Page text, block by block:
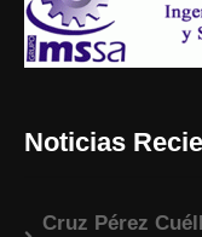
Noticias
Cruz Pérez